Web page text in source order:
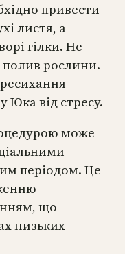
привести
листя, а
гілки. Не
полив рослини.
Юка від стресу.
може
періодом. Це
що
низьких